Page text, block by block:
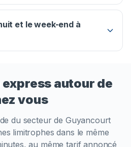
et le week-end à
autour de
vous
du secteur de Guyancourt
limitrophes dans le même
au même tarif annoncé